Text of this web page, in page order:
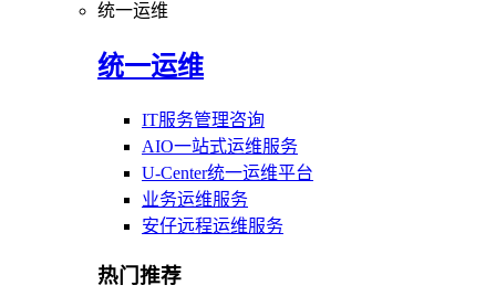
统一运维
统一运维
IT服务管理咨询
AIO一站式运维服务
U-Center统一运维平台
业务运维服务
安仔远程运维服务
热门推荐